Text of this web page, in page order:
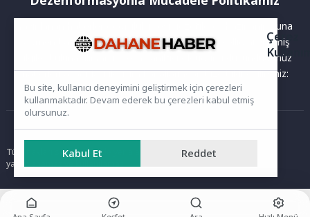
Yayınlanan haberler doğruluk ilkesi gözetilerek hazırlanır. Buna
rağmen bazı içeriklerde eksik, hatalı veya güncelliğini yitirmiş
bilgiler bulunabilir.Yanlış veya yanıltıcı olduğunu düşündüğünüz
haberleri aşağıdaki iletişim kanallarından bize bildirebilirsiniz:
Ana Sayfa
Tüm hakları saklıdır. Sitede yer alan içerikler izinsiz kopyalanamaz,
yayımlanamaz ve kullanılamaz.
Çerez
Bu site, kullanıcı deneyimini geliştirmek için çerezleri
kullanmaktadır. Devam ederek bu çerezleri kabul etmiş
olursunuz.
Kabul Et Reddet